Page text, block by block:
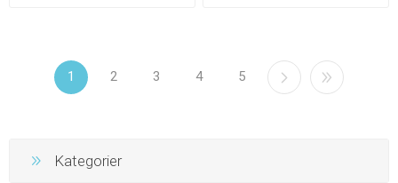
1 2 3 4 5
Kategorier